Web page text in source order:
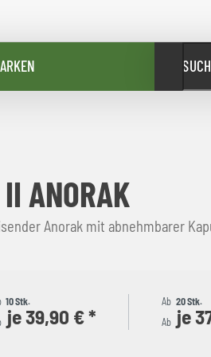
ANORAK
Anorak mit abnehmbarer
10 Stk.
je 39,90 € *
Ab 20 Stk.
Ab je